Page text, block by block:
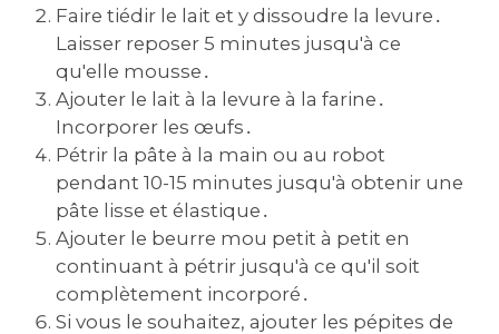
Faire tiédir le lait et y dissoudre la levure․
Laisser reposer 5 minutes jusqu'à ce
qu'elle mousse․
Ajouter le lait à la levure à la farine․
Incorporer les œufs․
Pétrir la pâte à la main ou au robot
pendant 10-15 minutes jusqu'à obtenir une
pâte lisse et élastique․
Ajouter le beurre mou petit à petit en
continuant à pétrir jusqu'à ce qu'il soit
complètement incorporé․
Si vous le souhaitez‚ ajouter les pépites de